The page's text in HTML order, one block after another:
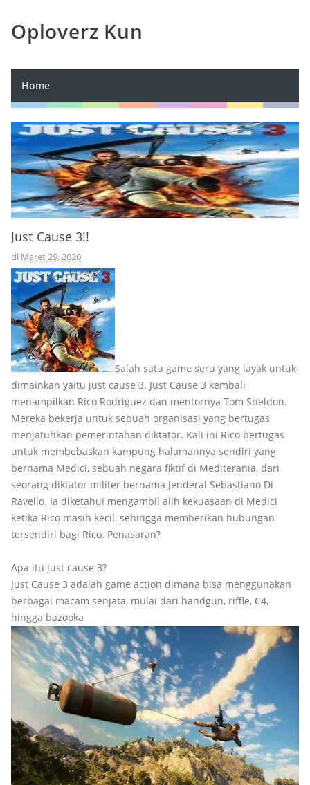
Oploverz Kun
Home
Just Cause 3!!
di Maret 29, 2020
Salah satu game seru yang layak untuk
dimainkan yaitu just cause 3. Just Cause 3 kembali
menampilkan Rico Rodriguez dan mentornya Tom Sheldon.
Mereka bekerja untuk sebuah organisasi yang bertugas
menjatuhkan pemerintahan diktator. Kali ini Rico bertugas
untuk membebaskan kampung halamannya sendiri yang
bernama Medici, sebuah negara fiktif di Mediterania, dari
seorang diktator militer bernama Jenderal Sebastiano Di
Ravello. Ia diketahui mengambil alih kekuasaan di Medici
ketika Rico masih kecil, sehingga memberikan hubungan
tersendiri bagi Rico. Penasaran?
Apa itu just cause 3?
Just Cause 3 adalah game action dimana bisa menggunakan
berbagai macam senjata, mulai dari handgun, riffle, C4,
hingga bazooka